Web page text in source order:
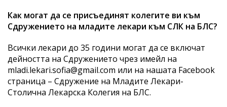
Как могат да се присъединят колегите ви към
Сдружението на младите лекари към СЛК на БЛС?
Всички лекари до 35 години могат да се включат
дейността на Сдружението чрез имейл на
mladi.lekari.sofia@gmail.com или на нашата Facebook
страница – Сдружение на Младите Лекари-
Столична Лекарска Колегия на БЛС.